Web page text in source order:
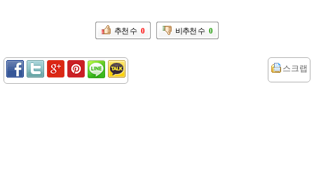
추천 수 0 비추천 수 0
스크랩